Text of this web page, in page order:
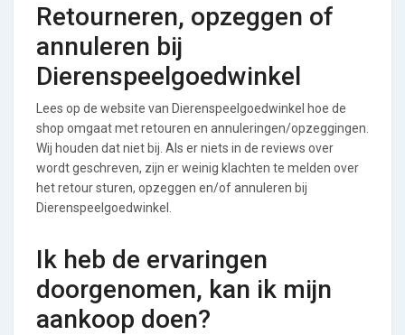
Retourneren, opzeggen of
annuleren bij
Dierenspeelgoedwinkel
Lees op de website van Dierenspeelgoedwinkel hoe de
shop omgaat met retouren en annuleringen/opzeggingen.
Wij houden dat niet bij. Als er niets in de reviews over
wordt geschreven, zijn er weinig klachten te melden over
het retour sturen, opzeggen en/of annuleren bij
Dierenspeelgoedwinkel.
Ik heb de ervaringen
doorgenomen, kan ik mijn
aankoop doen?